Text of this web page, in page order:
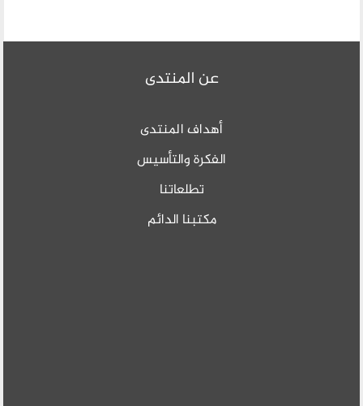
عن المنتدى
أهداف المنتدى
الفكرة والتأسيس
تطلعاتنا
مكتبنا الدائم